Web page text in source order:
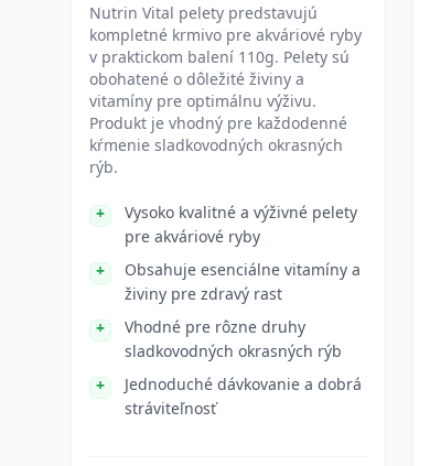
Nutrin Vital pelety predstavujú
kompletné krmivo pre akváriové ryby
v praktickom balení 110g. Pelety sú
obohatené o dôležité živiny a
vitamíny pre optimálnu výživu.
Produkt je vhodný pre každodenné
kŕmenie sladkovodných okrasných
rýb.
Vysoko kvalitné a výživné pelety
pre akváriové ryby
Obsahuje esenciálne vitamíny a
živiny pre zdravý rast
Vhodné pre rôzne druhy
sladkovodných okrasných rýb
Jednoduché dávkovanie a dobrá
stráviteľnosť